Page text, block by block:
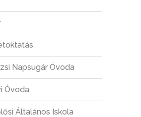
Napsugár Óvoda
Óvoda
Általános Iskola